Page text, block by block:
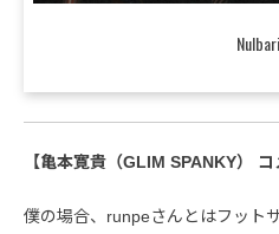
【亀本寛貴（GLIM SPANKY） コ
僕の場合、runpeさんとはフット